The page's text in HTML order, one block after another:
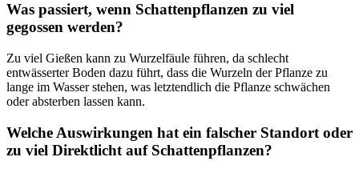
Was passiert, wenn Schattenpflanzen zu viel
gegossen werden?
Zu viel Gießen kann zu Wurzelfäule führen, da schlecht
entwässerter Boden dazu führt, dass die Wurzeln der Pflanze zu
lange im Wasser stehen, was letztendlich die Pflanze schwächen
oder absterben lassen kann.
Welche Auswirkungen hat ein falscher Standort oder
zu viel Direktlicht auf Schattenpflanzen?